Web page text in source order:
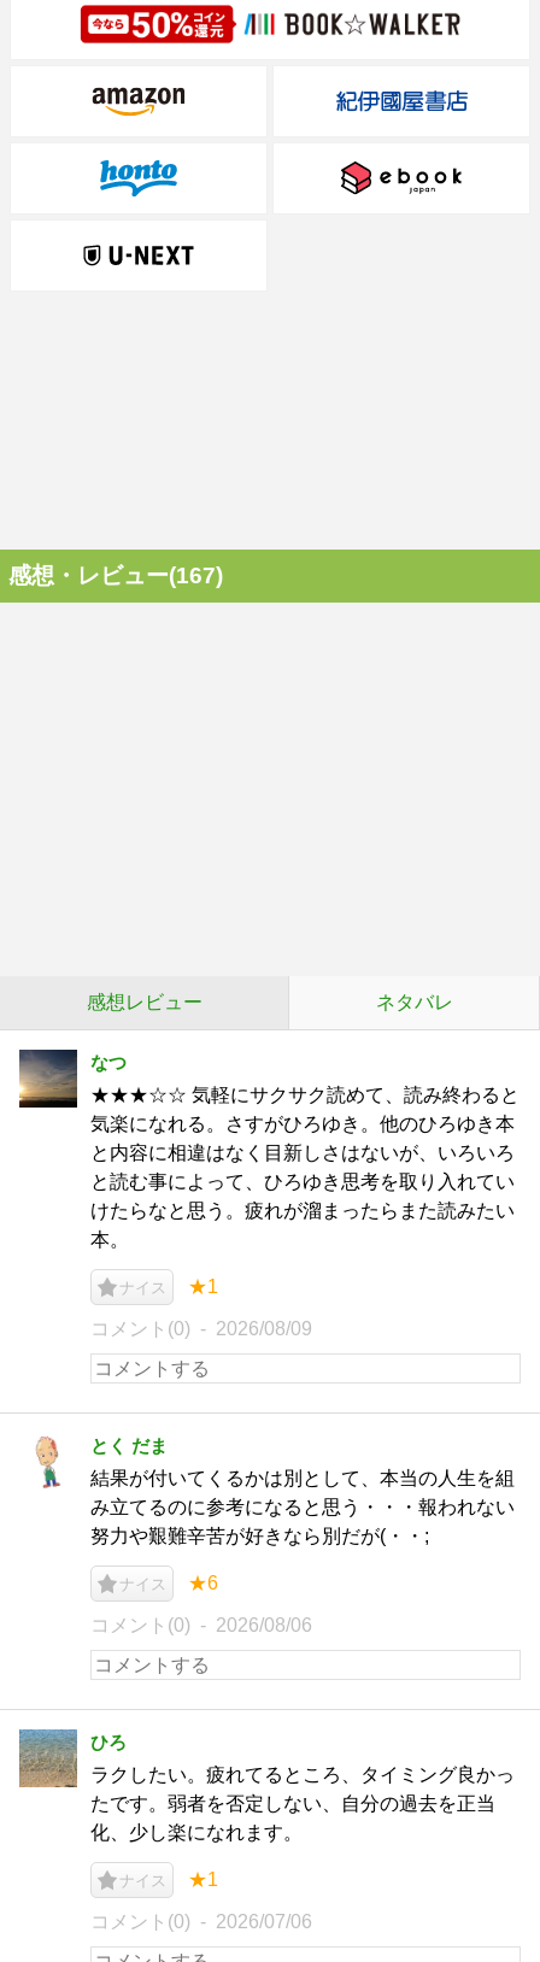
感想・レビュー(167)
感想レビュー ネタバレ
なつ
★★★☆☆ 気軽にサクサク読めて、読み終わると
気楽になれる。さすがひろゆき。他のひろゆき本
と内容に相違はなく目新しさはないが、いろいろ
と読む事によって、ひろゆき思考を取り入れてい
けたらなと思う。疲れが溜まったらまた読みたい
本。
ナイス ★1
コメント(0) 2026/08/09
とく だま
結果が付いてくるかは別として、本当の人生を組
み立てるのに参考になると思う・・・報われない
努力や艱難辛苦が好きなら別だが(・・;
ナイス ★6
コメント(0) 2026/08/06
ひろ
ラクしたい。疲れてるところ、タイミング良かっ
たです。弱者を否定しない、自分の過去を正当
化、少し楽になれます。
ナイス ★1
コメント(0) 2026/07/06